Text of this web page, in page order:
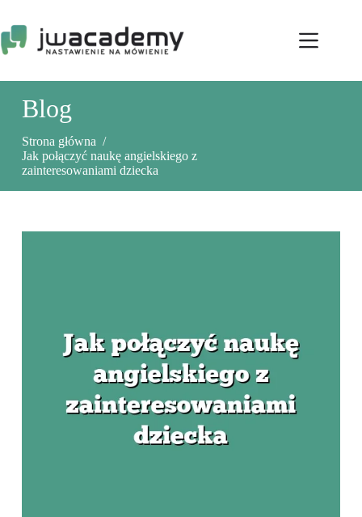
treści
Blog
Strona główna /
Jak połączyć naukę angielskiego z
zainteresowaniami dziecka